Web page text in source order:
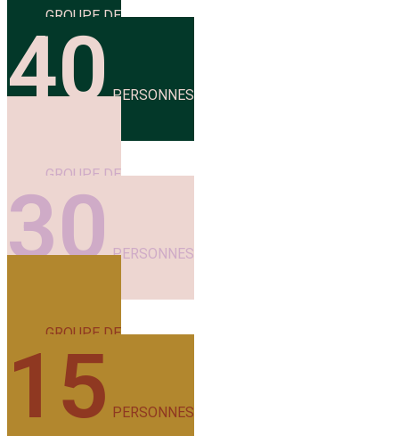
GROUPE DE
40PERSONNES
GROUPE DE
30PERSONNES
GROUPE DE
15 PERSONNES